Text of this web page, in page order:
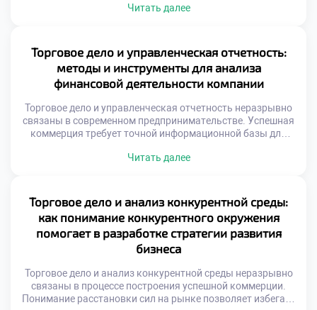
Финансовые инструменты служат кровеносной системой
расширять ассортимент и географию. Хеджирование
защищает маржу от внешних шоков. Понимание рынка
капитала отличает предпринимателя от […]
Читать далее
Торговое дело и управленческая отчетность:
методы и инструменты для анализа
финансовой деятельности компании
Торговое дело и управленческая отчетность неразрывно
связаны в современном предпринимательстве. Успешная
коммерция требует точной информационной базы для
место фактологическому подходу. Финансовые
развитие эффективно. Отчетность трансформирует хаос
операций в структурированную систему. Менеджеры
получают ясную картину происходящих процессов.
Цифры становятся языком общения […]
Читать далее
Торговое дело и анализ конкурентной среды:
как понимание конкурентного окружения
помогает в разработке стратегии развития
бизнеса
Торговое дело и анализ конкурентной среды неразрывно
связаны в процессе построения успешной коммерции.
Понимание расстановки сил на рынке позволяет избегать